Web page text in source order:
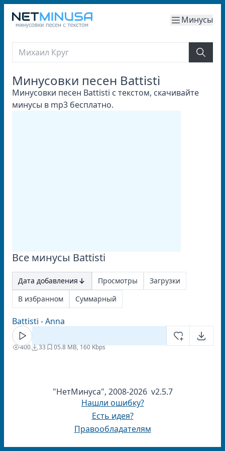
Минусы
Минусовки песен Battisti
Минусовки песен Battisti с текстом, скачивайте
минусы в mp3 бесплатно.
Все минусы Battisti
Дата добавления Просмотры
Загрузки
В избранном
Суммарный
Battisti - Anna
400 33 05.8 MB, 160 Kbps
"НетМинуса", 2008-2026 v2.5.7
Нашли ошибку?
Есть идея?
Правообладателям